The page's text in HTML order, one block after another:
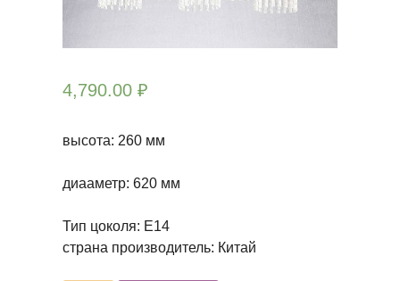
4,790.00 ₽
высота: 260 мм
диааметр: 620 мм
Тип цоколя: Е14
страна производитель: Китай